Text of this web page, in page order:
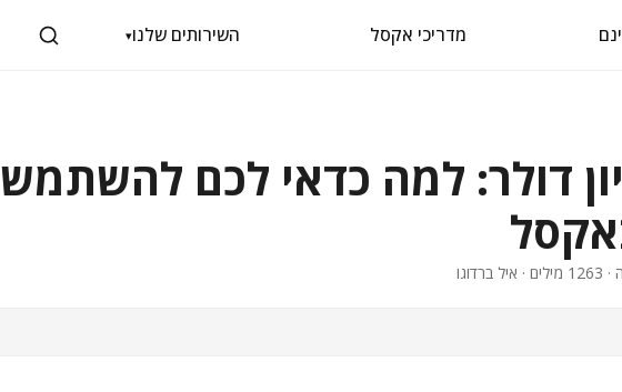
מדריכי אקסל השירותים שלנו▾
דולר: למה כדאי לכם להשתמש